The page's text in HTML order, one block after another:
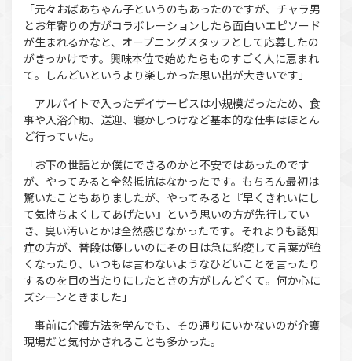
「元々おばあちゃん子というのもあったのですが、チャラ男
とお年寄りの方がコラボレーションしたら面白いエピソード
が生まれるかなと、オープニングスタッフとして応募したの
がきっかけです。興味本位で始めたらものすごく人に恵まれ
て。しんどいというより楽しかった思い出が大きいです」
アルバイトで入ったデイサービスは小規模だったため、食
事や入浴介助、送迎、寝かしつけなど基本的な仕事はほとん
ど行っていた。
「お下の世話とか僕にできるのかと不安ではあったのです
が、やってみると全然抵抗はなかったです。もちろん最初は
驚いたこともありましたが、やってみると『早くきれいにし
て気持ちよくしてあげたい』という思いの方が先行してい
き、臭い汚いとかは全然感じなかったです。それよりも認知
症の方が、普段は優しいのにその日は急に豹変して言葉が強
くなったり、いつもは言わないようなひどいことを言ったり
するのを目の当たりにしたときの方がしんどくて。何か心に
ズシーンときました」
事前に介護方法を学んでも、その通りにいかないのが介護
現場だと気付かされることも多かった。